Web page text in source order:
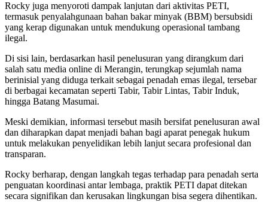
Rocky juga menyoroti dampak lanjutan dari aktivitas PETI,
termasuk penyalahgunaan bahan bakar minyak (BBM) bersubsidi
yang kerap digunakan untuk mendukung operasional tambang
ilegal.
Di sisi lain, berdasarkan hasil penelusuran yang dirangkum dari
salah satu media online di Merangin, terungkap sejumlah nama
berinisial yang diduga terkait sebagai penadah emas ilegal, tersebar
di berbagai kecamatan seperti Tabir, Tabir Lintas, Tabir Induk,
hingga Batang Masumai.
Meski demikian, informasi tersebut masih bersifat penelusuran awal
dan diharapkan dapat menjadi bahan bagi aparat penegak hukum
untuk melakukan penyelidikan lebih lanjut secara profesional dan
transparan.
Rocky berharap, dengan langkah tegas terhadap para penadah serta
penguatan koordinasi antar lembaga, praktik PETI dapat ditekan
secara signifikan dan kerusakan lingkungan bisa segera dihentikan.